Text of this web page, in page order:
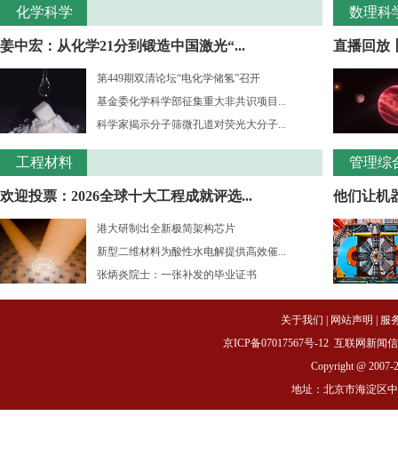
化学科学
姜中宏：从化学21分到锻造中国激光“...
第449期双清论坛“电化学储氢”召开
基金委化学科学部征集重大非共识项目...
科学家揭示分子筛微孔道对荧光大分子...
工程材料
欢迎投票：2026全球十大工程成就评选...
港大研制出全新极简架构芯片
新型二维材料为酸性水电解提供高效催...
张炳炎院士：一张补发的毕业证书
数理科
直播回放
管理综
他们让机
关于我们 网站声明
服
京ICP备07017567号-12 互联网新闻
Copyright @ 2007-
地址：北京市海淀区